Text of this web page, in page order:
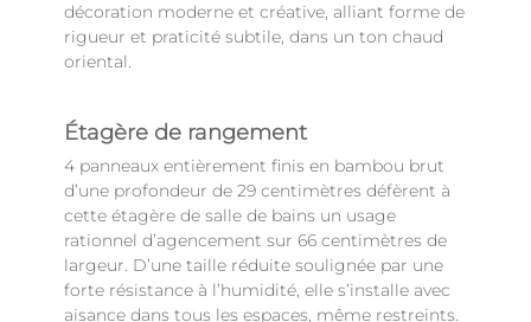
décoration moderne et créative, alliant forme de
rigueur et praticité subtile, dans un ton chaud
oriental.
Étagère de rangement
4 panneaux entièrement finis en bambou brut
d’une profondeur de 29 centimètres défèrent à
cette étagère de salle de bains un usage
rationnel d’agencement sur 66 centimètres de
largeur. D’une taille réduite soulignée par une
forte résistance à l’humidité, elle s’installe avec
aisance dans tous les espaces, même restreints.